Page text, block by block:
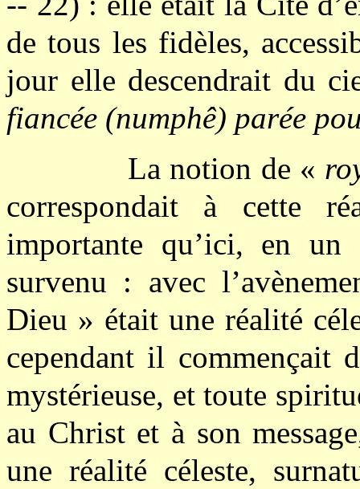
de tous les fidèles,
jour elle descendrait du
fiancée (numphê) parée
La notion de «
correspondait à cette
importante qu’ici, en
survenu : avec
Dieu » était une réalité
cependant il commençait
mystérieuse, et toute
au Christ et à son
une réalité céleste,